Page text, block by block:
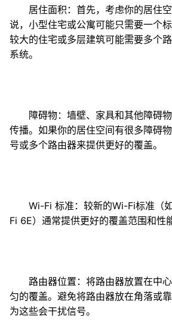
居住面积：首先，考虑你的居住
说，小型住宅或公寓可能只需要一个
较大的住宅或多层建筑可能需要多个
系统。
障碍物：墙壁、家具和其他障碍
传播。如果你的居住空间有很多障碍
号或多个路由器来提供更好的覆盖。
Wi-Fi 标准：较新的Wi-Fi标准（
Fi 6E）通常提供更好的覆盖范围和性能
路由器位置：将路由器放置在中
匀的覆盖。避免将路由器放在角落或
为这些会干扰信号。